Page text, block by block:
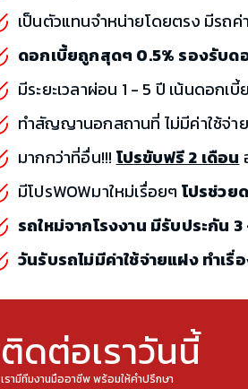
เป็นตัวแทนจำหน่ายโดยตรง มีรถค่
ดอกเบี้ยถูกสุดๆ 0.5% รองรับด
มีระยะเวลาผ่อน 1 - 5 ปี เน้นดอกเ
ทำสัญญานอกสถานที่ ไม่มีค่าใช้จ่า
มากกว่าที่อื่น!!! โปรขับฟรี 2 เดือน
มีโปรWOWมาใหม่เรื่อยๆ โปรช่วย
รถใหม่จากโรงงาน มีรับประกัน 3
วันรับรถไม่มีค่าใช้จ่ายแฝง ทำเรื่
ติดต่อเราวันนี้
เรามีทีมงานมืออาชีพ พร้อมให้คำปรึกษา